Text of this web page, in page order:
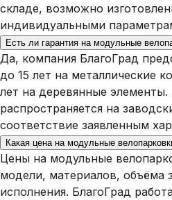
складе, возможно
индивидуальными
Есть ли гарантия на модульные
Да, компания БлагоГрад
до 15 лет на металлические
лет на деревянные элементы.
распространяется на
соответствие заявленным
Какая цена на модульные
Цены на модульные
модели, материалов, объёма
исполнения. БлагоГрад